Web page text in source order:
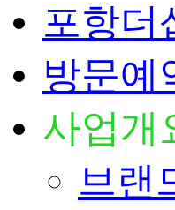
포항더
방문예
사업개
브랜